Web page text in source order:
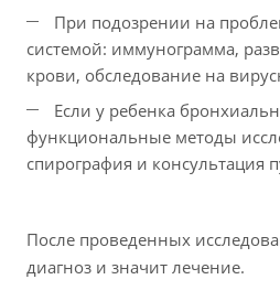
При подозрении на
системой: иммунограмма,
крови, обследование на
Если у ребенка
функциональные методы
спирография и консультация
После проведенных
диагноз и значит лечение.